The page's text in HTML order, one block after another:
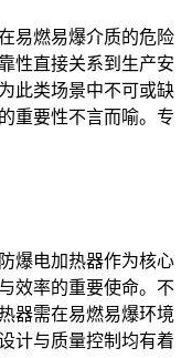
易燃易爆介质的危险
性直接关系到生产安
此类场景中不可或缺
重要性不言而喻。专
爆电加热器作为核心
效率的重要使命。不
器需在易燃易爆环境
计与质量控制均有着